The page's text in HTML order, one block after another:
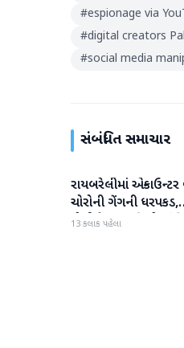
#espionage via
#digital creators
#social media
સંબંધિત સમાચાર
રાષ્ટ્રીય
રાયબરેલીમાં એન્કાઉન્ટર
ચોરોની ગેંગની ધરપકડ,
પોલીસે 12.4 કિલો
13 કલાક પહેલા